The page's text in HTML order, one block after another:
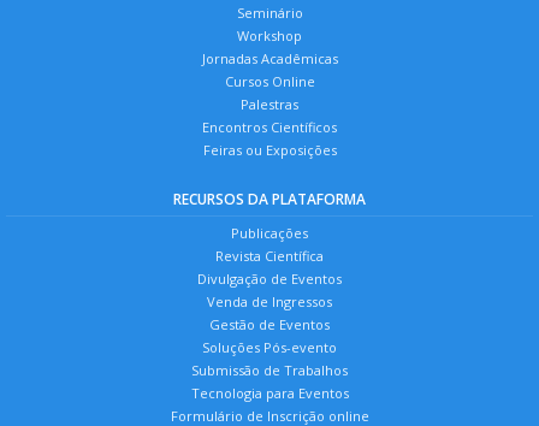
Seminário
Workshop
Jornadas Acadêmicas
Cursos Online
Palestras
Encontros Científicos
Feiras ou Exposições
RECURSOS DA PLATAFORMA
Publicações
Revista Científica
Divulgação de Eventos
Venda de Ingressos
Gestão de Eventos
Soluções Pós-evento
Submissão de Trabalhos
Tecnologia para Eventos
Formulário de Inscrição online